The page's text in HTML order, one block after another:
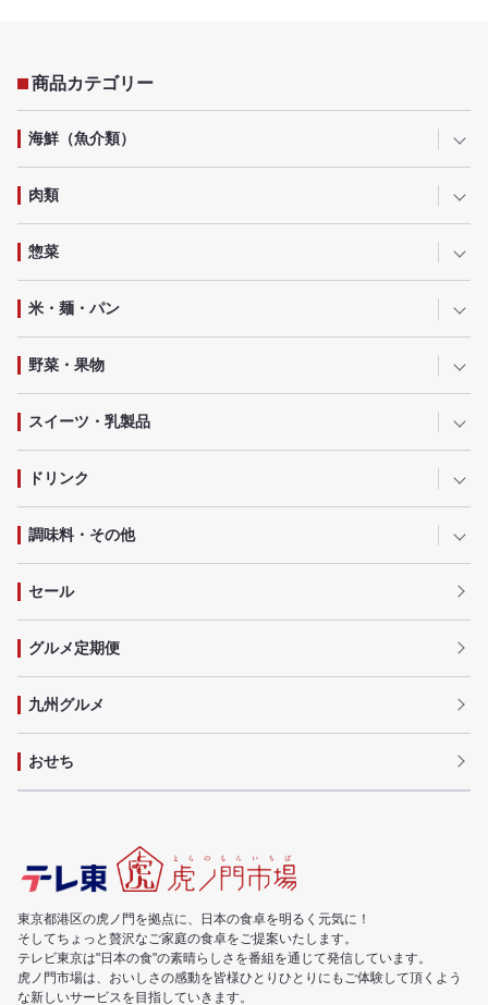
商品カテゴリー
海鮮（魚介類）
肉類
惣菜
米・麺・パン
野菜・果物
スイーツ・乳製品
ドリンク
調味料・その他
セール
グルメ定期便
九州グルメ
おせち
東京都港区の虎ノ門を拠点に、日本の食卓を明るく元気に！
そしてちょっと贅沢なご家庭の食卓をご提案いたします。
テレビ東京は"日本の食"の素晴らしさを番組を通じて発信しています。
虎ノ門市場は、おいしさの感動を皆様ひとりひとりにもご体験して頂くよう
な新しいサービスを目指していきます。